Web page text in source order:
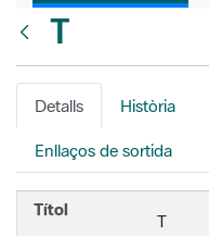
T
Detalls Història
Enllaços de sortida
Títol
T